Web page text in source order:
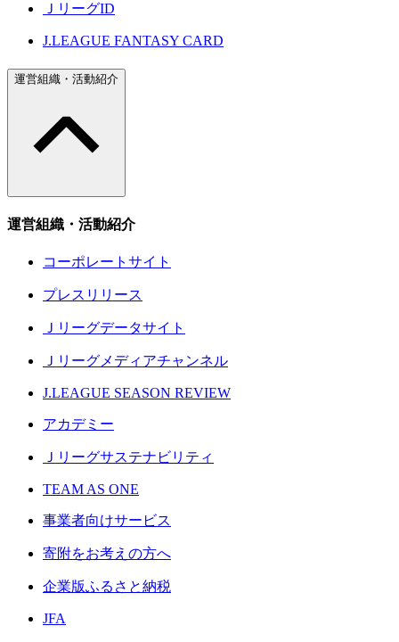
ＪリーグID
J.LEAGUE FANTASY CARD
運営組織・活動紹介
運営組織・活動紹介
コーポレートサイト
プレスリリース
Ｊリーグデータサイト
Ｊリーグメディアチャンネル
J.LEAGUE SEASON REVIEW
アカデミー
Ｊリーグサステナビリティ
TEAM AS ONE
事業者向けサービス
寄附をお考えの方へ
企業版ふるさと納税
JFA